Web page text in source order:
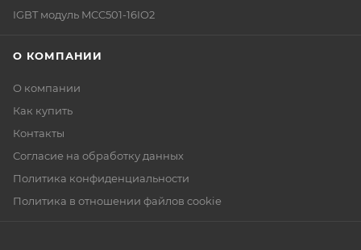
IGBT модуль MCC501-16IO2
О КОМПАНИИ
О компании
Как купить
Контакты
Согласие на обработку данных
Политика конфиденциальности
Политика в отношении файлов cookie